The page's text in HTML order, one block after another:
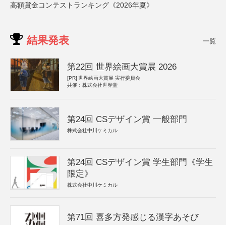
高額賞金コンテストランキング《2026年夏》
結果発表 一覧
第22回 世界絵画大賞展 2026
[PR] 世界絵画大賞展 実行委員会
共催：株式会社世界堂
第24回 CSデザイン賞 一般部門
株式会社中川ケミカル
第24回 CSデザイン賞 学生部門《学生
限定》
株式会社中川ケミカル
第71回 喜多方発感じる漢字あそび